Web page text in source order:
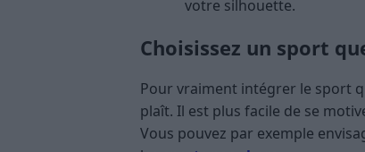
votre silhouette.
Choisissez un sport
Pour vraiment intégrer le sport
plaît. Il est plus facile de se
Vous pouvez par exemple